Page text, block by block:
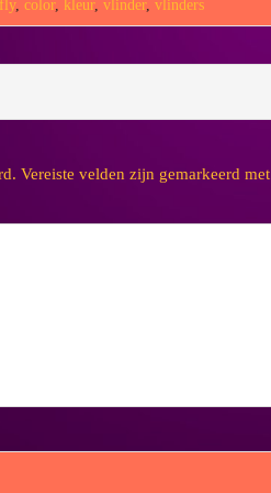
,color, kleur,vlinder,vlinders
Vereiste velden zijn gemarkeerd met